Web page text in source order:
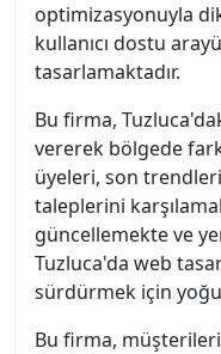
optimizasyonuyla
kullanıcı dostu
tasarlamaktadır.
Bu firma,
vererek bölgede
üyeleri, son
taleplerini
güncellemekte ve
Tuzluca'da web
sürdürmek için
Bu firma,